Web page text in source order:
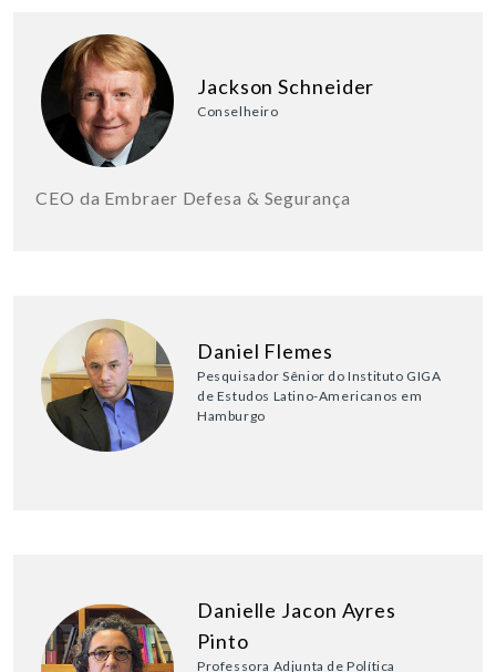
Jackson Schneider
Conselheiro
CEO da Embraer Defesa & Segurança
Daniel Flemes
Pesquisador Sênior do Instituto GIGA
de Estudos Latino-Americanos em
Hamburgo
Danielle Jacon Ayres
Pinto
Professora Adjunta de Política